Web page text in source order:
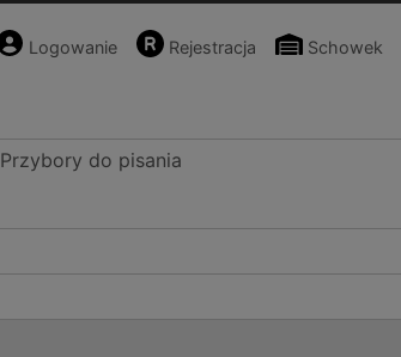
Logowanie Rejestracja Schowek
Przybory do pisania